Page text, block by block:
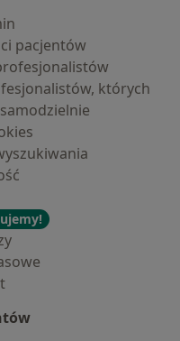
pacjentów
których